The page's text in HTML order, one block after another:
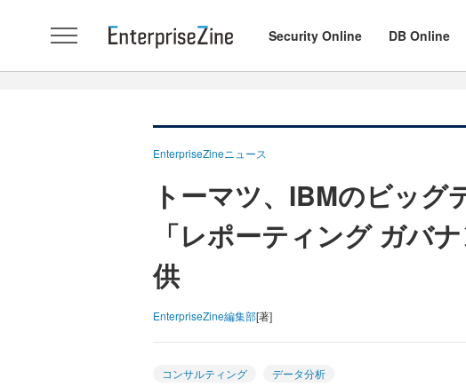
Security Online DB Online
EnterpriseZineニュース
トーマツ、IBMのビッグ
「レポーティング ガバ
供
EnterpriseZine編集部[著]
コンサルティング データ分析